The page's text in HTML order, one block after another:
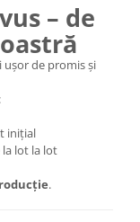
– de
ușor de promis și
inițial
lot la lot
.